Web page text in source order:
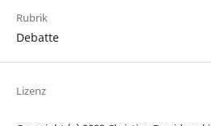
Rubrik
Debatte
Lizenz